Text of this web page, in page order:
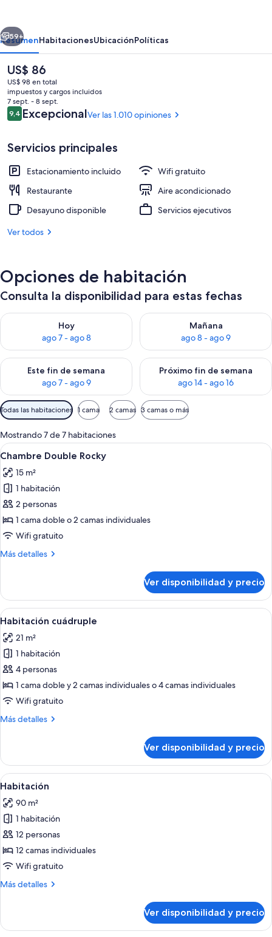
Houches
Desayuno buffet todos los días (con
Siguiente
59+
ResumenHabitacionesUbicaciónPolíticas
El
precio
actual
es
de
US$ 86
US$ 86
US$ 98 en total
impuestos y cargos incluidos
7 sept. - 8 sept.
Opiniones
9,49,4 de 10
ExcepcionalVer las 1.010 opiniones
Servicios principales
Estacionamiento incluido
Wifi gratuito
Restaurante
Aire acondicionado
Desayuno disponible
Servicios ejecutivos
Ver todos
Opciones de habitación
Consulta la disponibilidad para estas fechas
Hoy
ago 7 - ago 8
Consulta la disponibilidad para hoy ago 7 - ago 8
Mañana
ago 8 - ago 9
Consulta la disponibilidad
Este fin de semana
ago 7 - ago 9
Consulta la disponibilidad para este fin de semana ago 7 -
Próximo fin de semana
ago 14 - ago 16
Consulta la disponibilidad
Filtros
disponibles
para
las
habitaciones
Todas las habitaciones 1 cama 2 camas 3 camas o más
Mostrando 7 de 7 habitaciones
Ver
todas
las
fotos
de
Chambre
Double
Habitación de hotel con una cama
4
Chambre Double Rocky
15 m²
1 habitación
2 personas
1 cama doble o 2 camas individuales
Wifi gratuito
Más detalles
Más
Double
Rocky
Ver disponibilidad y precio
Ver
todas
las
fotos
de
Habitación
cuádruple
Caja de seguridad en la habitación y
6
Habitación cuádruple
21 m²
1 habitación
4 personas
1 cama doble y 2 camas individuales o 4 camas individuales
Wifi gratuito
Más detalles
Más
cuádruple
Ver disponibilidad y precio
Ver
todas
las
fotos
de
Habitación
Una habitación de hotel moderna
7
Habitación
90 m²
1 habitación
12 personas
12 camas individuales
Wifi gratuito
Más detalles
Más
Ver disponibilidad y precio